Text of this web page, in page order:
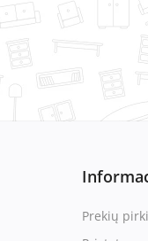
Prekių